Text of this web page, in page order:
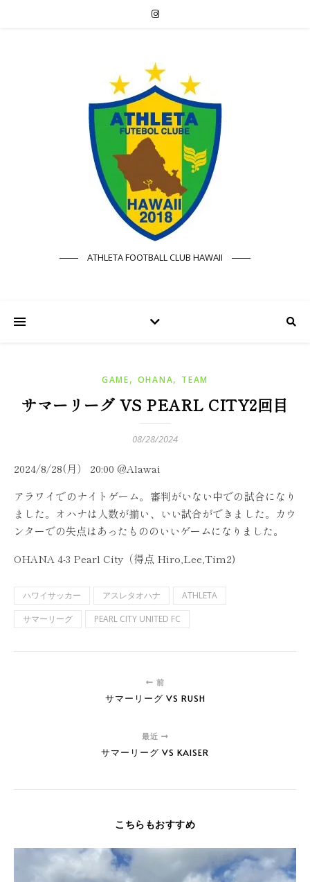
ATHLETA FOOTBALL CLUB HAWAII
GAME, OHANA, TEAM
サマーリーグ VS PEARL CITY2回目
08/28/2024
2024/8/28(月） 20:00 @Alawai
アラワイでのナイトゲーム。審判がいない中での試合になり
ました。オハナは人数が揃い、いい試合ができました。カウ
ンターでの失点はあったもののいいゲームになりました。
OHANA 4-3 Pearl City（得点 Hiro,Lee,Tim2)
ハワイサッカー アスレタオハナ
ATHLETA
サマーリーグ
PEARL CITY UNITED FC
前
サマーリーグ VS RUSH
最近
サマーリーグ VS KAISER
こちらもおすすめ